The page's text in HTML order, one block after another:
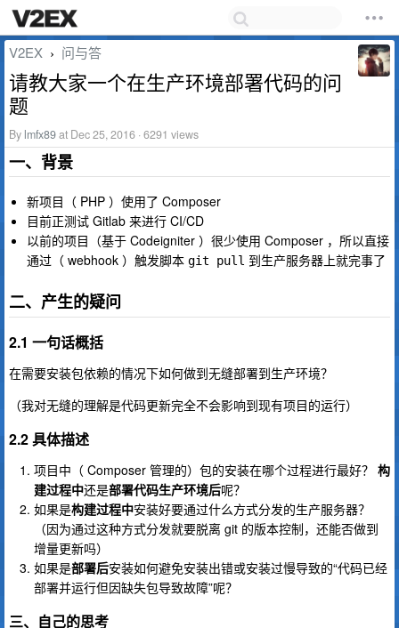
V2EX › 问与答
请教大家一个在生产环境部署代码的问
题
By lmfx89at Dec 25, 2016 · 6291 views
一、背景
新项目（ PHP ）使用了 Composer
目前正测试 Gitlab 来进行 CI/CD
以前的项目（基于 Codeigniter ）很少使用 Composer ，所以直接
通过（ webhook ）触发脚本 git pull 到生产服务器上就完事了
二、产生的疑问
2.1 一句话概括
在需要安装包依赖的情况下如何做到无缝部署到生产环境？
（我对无缝的理解是代码更新完全不会影响到现有项目的运行）
2.2 具体描述
项目中（ Composer 管理的）包的安装在哪个过程进行最好？ 构
建过程中还是部署代码生产环境后呢？
如果是构建过程中安装好要通过什么方式分发的生产服务器？
（因为通过这种方式分发就要脱离 git 的版本控制，还能否做到
增量更新吗）
如果是部署后安装如何避免安装出错或安装过慢导致的“代码已经
部署并运行但因缺失包导致故障”呢？
三、自己的思考